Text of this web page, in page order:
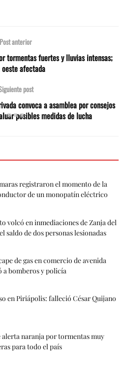
Post anterior
tormentas fuertes y lluvias intensas;
oeste afectada
post
convoca a asamblea por consejos
posibles medidas de lucha
registraron el momento de la
de un monopatín eléctrico
volcó en inmediaciones de Zanja del
saldo de dos personas lesionadas
de gas en comercio de avenida
a bomberos y policía
en Piriápolis: falleció César Quijano
naranja por tormentas muy
para todo el país